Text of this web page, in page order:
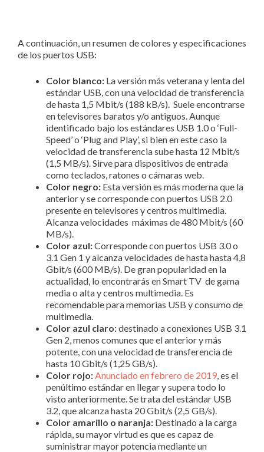
A continuación, un resumen de colores y especificaciones
de los puertos USB:
Color blanco: La versión más veterana y lenta del
estándar USB, con una velocidad de transferencia
de hasta 1,5 Mbit/s (188 kB/s). Suele encontrarse
en televisores baratos y/o antiguos. Aunque
identificado bajo los estándares USB 1.0 o ‘Full-
Speed’ o ‘Plug and Play’, si bien en este caso la
velocidad de transferencia sube hasta 12 Mbit/s
(1,5 MB/s). Sirve para dispositivos de entrada
como teclados, ratones o cámaras web.
Color negro: Esta versión es más moderna que la
anterior y se corresponde con puertos USB 2.0
presente en televisores y centros multimedia.
Alcanza velocidades máximas de 480 Mbit/s (60
MB/s).
Color azul:Corresponde con puertos USB 3.0 o
3.1 Gen 1 y alcanza velocidades de hasta hasta 4,8
Gbit/s (600 MB/s). De gran popularidad en la
actualidad, lo encontrarás en Smart TV de gama
media o alta y centros multimedia. Es
recomendable para memorias USB y consumo de
multimedia.
Color azul claro:destinado a conexiones USB 3.1
Gen 2, menos comunes que el anterior y más
potente, con una velocidad de transferencia de
hasta 10 Gbit/s (1,25 GB/s).
Color rojo:Anunciado en febrero de 2019, es el
penúltimo estándar en llegar y supera todo lo
visto anteriormente. Se trata del estándar USB
3.2, que alcanza hasta 20 Gbit/s (2,5 GB/s).
Color amarillo o naranja: Destinado a la carga
rápida, su mayor virtud es que es capaz de
suministrar mayor potencia mediante un